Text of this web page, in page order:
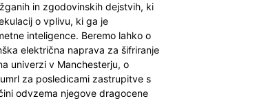
in zgodovinskih dejstvih, ki
o vplivu, ki ga je
inteligence. Beremo lahko o
električna naprava za šifriranje
univerzi v Manchesterju, o
za posledicami zastrupitve s
odvzema njegove dragocene